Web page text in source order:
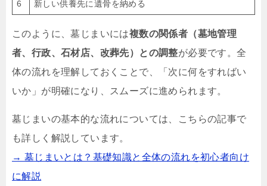
6 新しい供養先に遺骨を納める
このように、墓じまいには複数の関係者（墓地管理
者、行政、石材店、改葬先）との調整が必要です。全
体の流れを理解しておくことで、「次に何をすればい
いか」が明確になり、スムーズに進められます。
墓じまいの基本的な流れについては、こちらの記事で
も詳しく解説しています。
→ 墓じまいとは？基礎知識と全体の流れを初心者向け
に解説